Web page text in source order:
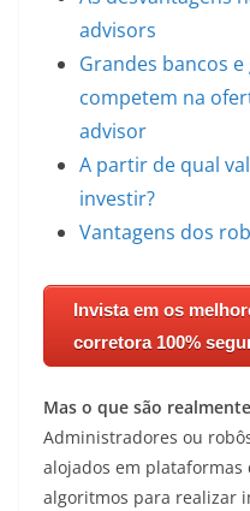
advisors
Grandes bancos
competem na
advisor
A partir de qual
investir?
Vantagens dos
Invista em os
corretora 100%
Mas o que são
Administradores ou
alojados em
algoritmos para realizar